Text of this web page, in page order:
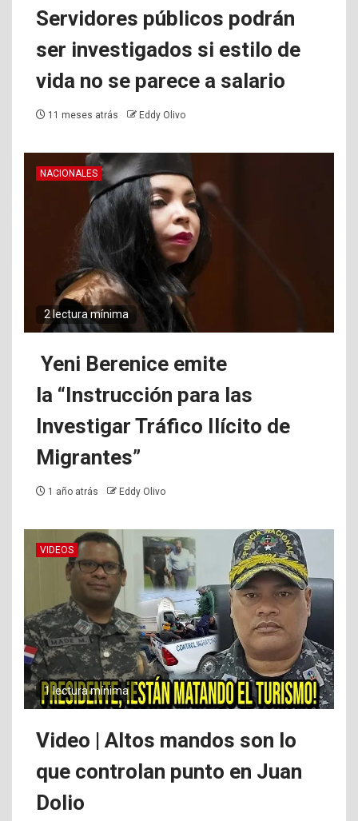
Servidores públicos podrán
ser investigados si estilo de
vida no se parece a salario
11 meses atrás Eddy Olivo
NACIONALES
2 lectura mínima
Yeni Berenice emite
la “Instrucción para las
Investigar Tráfico Ilícito de
Migrantes”
1 año atrás Eddy Olivo
VIDEOS
1 lectura mínima
Video | Altos mandos son lo
que controlan punto en Juan
Dolio